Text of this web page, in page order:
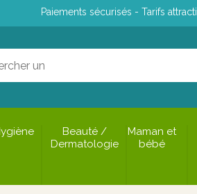
Paiements sécurisés - Tarifs
Beauté /
Dermatologie
Maman et
bébé